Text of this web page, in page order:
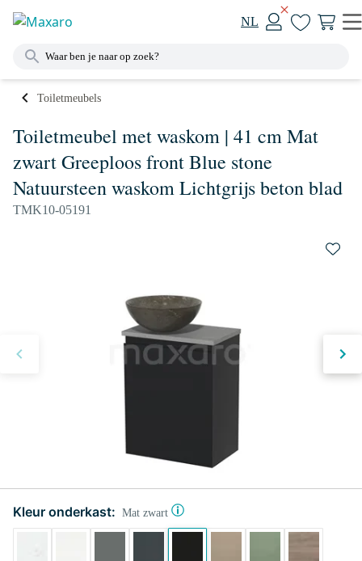
NL
Toiletmeubels
Toiletmeubel met waskom | 41 cm Mat
zwart Greeploos front Blue stone
Natuursteen waskom Lichtgrijs beton blad
TMK10-05191
Kleur onderkast: Mat zwart